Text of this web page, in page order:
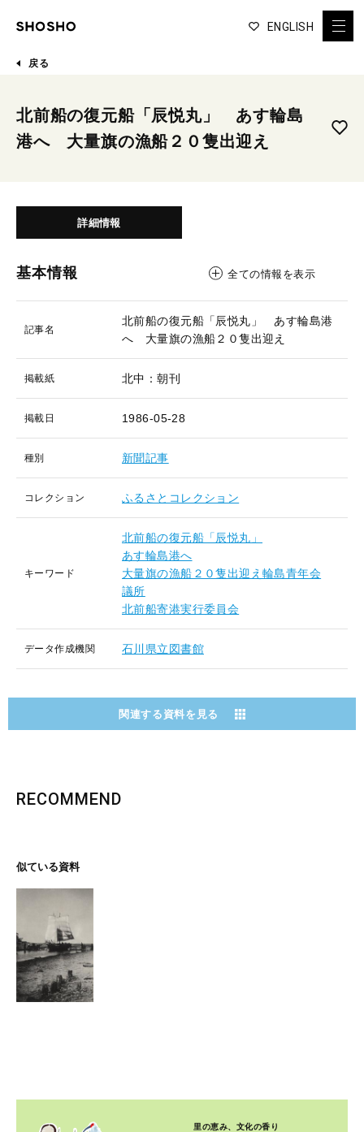
ENGLISH
戻る
北前船の復元船「辰悦丸」 あす輪島
港へ 大量旗の漁船２０隻出迎え
詳細情報
基本情報 全ての情報を表示
記事名
北前船の復元船「辰悦丸」 あす輪島港
へ 大量旗の漁船２０隻出迎え
掲載紙 北中：朝刊
掲載日 1986-05-28
種別 新聞記事
コレクション ふるさとコレクション
キーワード
北前船の復元船「辰悦丸」
あす輪島港へ
大量旗の漁船２０隻出迎え輪島青年会
議所
北前船寄港実行委員会
データ作成機関 石川県立図書館
関連する資料を見る
RECOMMEND
似ている資料
里の恵み、文化の香り